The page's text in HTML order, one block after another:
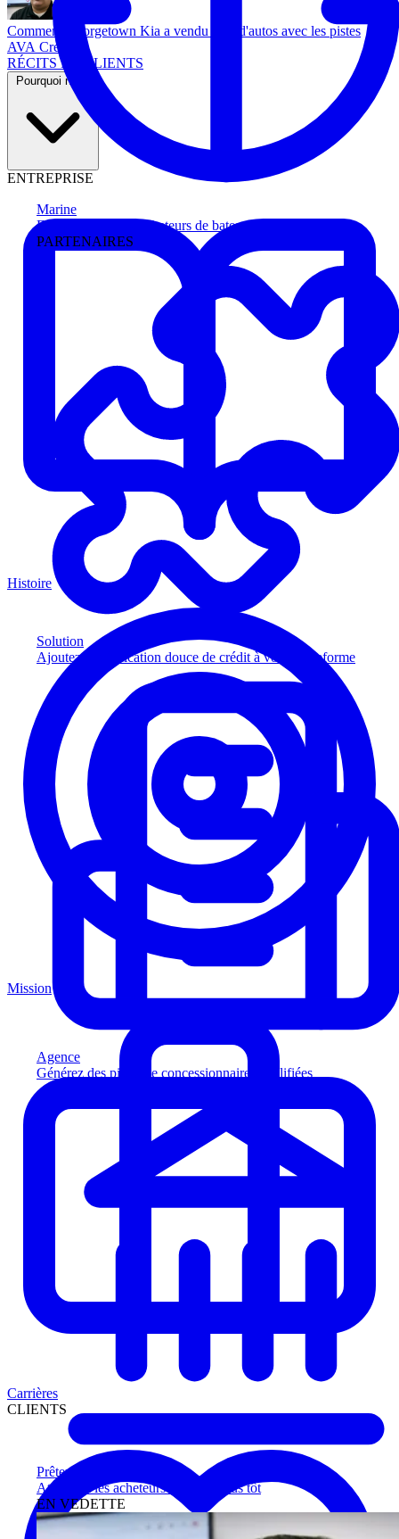
Marine
Faites avancer les acheteurs de bateau
PARTENAIRES
Solution
Ajoutez la vérification douce de crédit à votre plateforme
Agence
Générez des pistes de concessionnaires qualifiées
Prêteurs
Atteignez les acheteurs qualifiés plus tôt
EN VEDETTE
Comment Georgetown Kia a vendu plus d'autos avec les pistes
AVA Credit
RÉCITS DE CLIENTS
Pourquoi nous
ENTREPRISE
Histoire
Mission
Carrières
CLIENTS